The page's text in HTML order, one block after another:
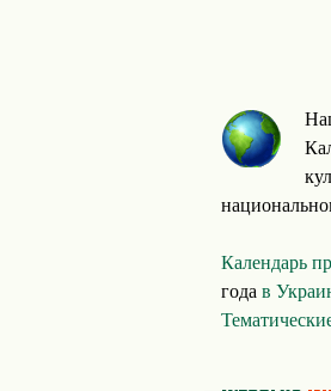
Календарь
года в